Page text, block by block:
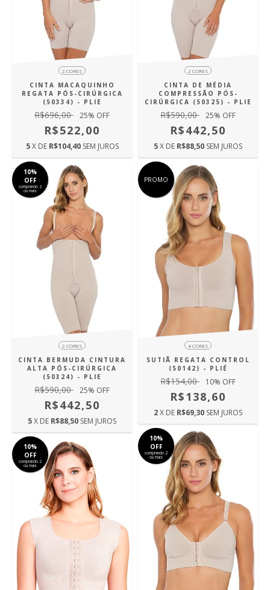
2 CORES
CINTA MACAQUINHO
REGATA PÓS-CIRÚRGICA
(50334) - PLIE
R$696,00 25% OFF
R$522,00
5 X DE R$104,40 SEM JUROS
2 CORES
CINTA DE MÉDIA
COMPRESSÃO PÓS-
CIRÚRGICA (50325) - PLIE
R$590,00 25% OFF
R$442,50
5X DE R$88,50 SEM JUROS
10%
OFF
comprando 2
ou mais
2 CORES
CINTA BERMUDA CINTURA
ALTA PÓS-CIRÚRGICA
(50324) - PLIE
R$590,00 25% OFF
R$442,50
5X DE R$88,50 SEM JUROS
PROMO
4 CORES
SUTIÃ REGATA CONTROL
(50142) - PLIÉ
R$154,00 10% OFF
R$138,60
2X DE R$69,30 SEM JUROS
10%
OFF
comprando 2
ou mais
10%
OFF
comprando 2
ou mais